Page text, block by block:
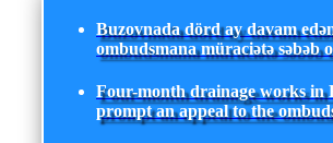
Buzovnada dörd ay davam
ombudsmana müraciətə səbəb
Four-month drainage works in
prompt an appeal to the